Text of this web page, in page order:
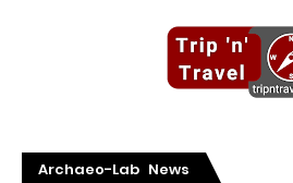
Archaeo-Lab News